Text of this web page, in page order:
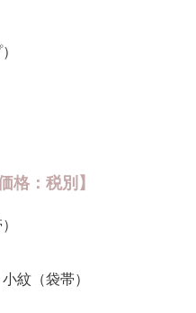
格：税別】
紋（袋帯）